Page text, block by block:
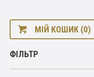
МІЙ КОШИК (0)
ФІЛЬТР